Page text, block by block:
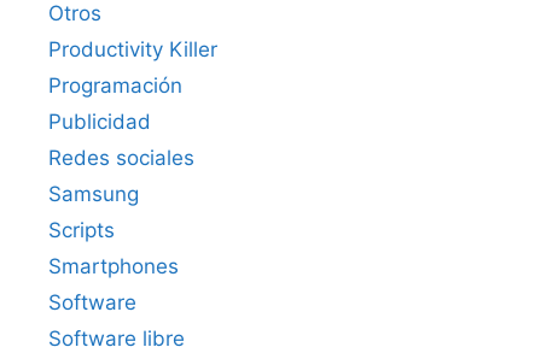
Otros
Productivity Killer
Programación
Publicidad
Redes sociales
Samsung
Scripts
Smartphones
Software
Software libre